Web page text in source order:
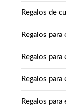
Regalos de
Regalos
Regalos para
Regalos para
Regalos